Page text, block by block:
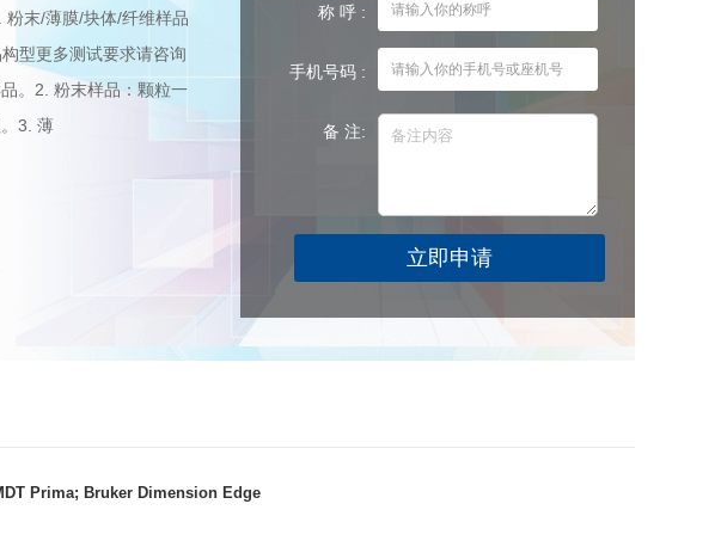
末/薄膜/块体/纤维样品
型更多测试要求请咨询
。2. 粉末样品：颗粒一
3. 薄
称 呼 :
手机号码 :
备 注:
Prima; Bruker Dimension Edge